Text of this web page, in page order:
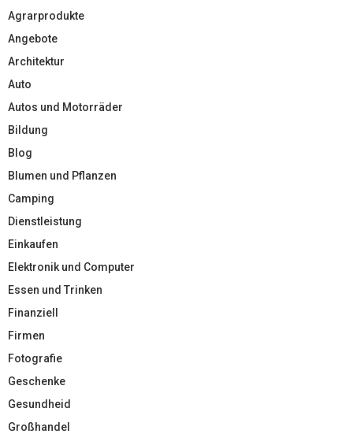
Agrarprodukte
Angebote
Architektur
Auto
Autos und Motorräder
Bildung
Blog
Blumen und Pflanzen
Camping
Dienstleistung
Einkaufen
Elektronik und Computer
Essen und Trinken
Finanziell
Firmen
Fotografie
Geschenke
Gesundheid
Großhandel